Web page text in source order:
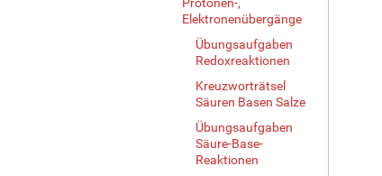
Elektronenübergänge
Übungsaufgaben
Redoxreaktionen
Kreuzworträtsel
Säuren Basen Salze
Übungsaufgaben
Säure-Base-
Reaktionen